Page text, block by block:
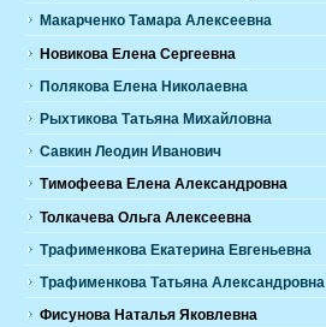
Макарченко Тамара Алексеевна
Новикова Елена Сергеевна
Полякова Елена Николаевна
Рыхтикова Татьяна Михайловна
Савкин Леодин Иванович
Тимофеева Елена Александровна
Толкачева Ольга Алексеевна
Трафименкова Екатерина Евгеньевна
Трафименкова Татьяна Александровна
Фисунова Наталья Яковлевна